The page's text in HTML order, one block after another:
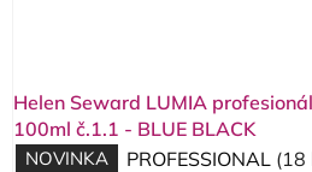
Helen Seward LUMIA
100ml č.1.1 - BLUE BLACK
NOVINKA PROFESSIONAL (18